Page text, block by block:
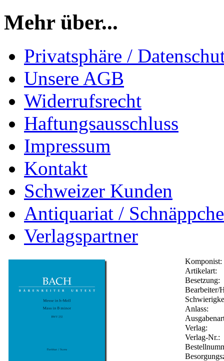
Mehr über...
Privatsphäre /
Unsere AGB
Widerrufsrecht
Haftungsausschluss
Impressum
Kontakt
Schweizer Kunden
Antiquariat /
Verlagspartner
Komponist:
Artikelart:
Besetzung:
Bearbeiter/
Anlass:
Verlag:
Verlag-Nr.: